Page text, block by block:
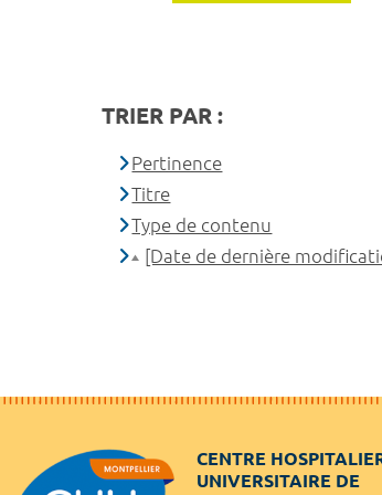
TRIER PAR :
Pertinence
Titre
Type de contenu
[Date de dernière
CENTRE
UNIVERSITAIRE DE